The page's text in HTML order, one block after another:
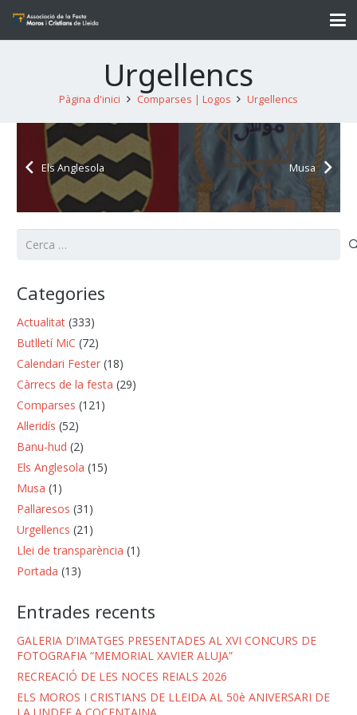
Urgellencs
Pàgina d'inici Comparses | Logos Urgellencs
Els Anglesola Musa
Cerca:
Categories
Actualitat (333)
Butlletí MiC (72)
Calendari Fester (18)
Càrrecs de la festa (29)
Comparses (121)
Al·leridís (52)
Banu-hud (2)
Els Anglesola (15)
Musa (1)
Pallaresos (31)
Urgellencs (21)
Llei de transparència (1)
Portada (13)
Entrades recents
GALERIA D’IMATGES PRESENTADES AL XVI CONCURS DE
FOTOGRAFIA “MEMORIAL XAVIER ALUJA”
RECREACIÓ DE LES NOCES REIALS 2026
ELS MOROS I CRISTIANS DE LLEIDA AL 50è ANIVERSARI DE